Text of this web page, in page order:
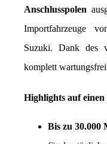
Anschlusspolen
Importfahrzeuge
Suzuki. Dank des
komplett
Highlights auf
Bis zu 30.000